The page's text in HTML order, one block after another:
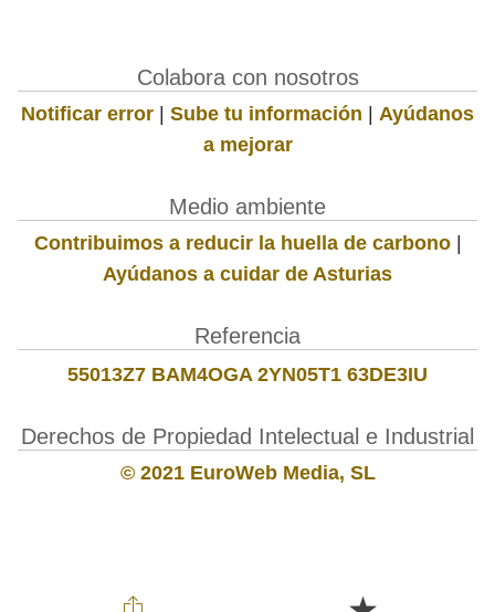
Colabora con nosotros
Notificar error | Sube tu información | Ayúdanos
a mejorar
Medio ambiente
Contribuimos a reducir la huella de carbono|
Ayúdanos a cuidar de Asturias
Referencia
55013Z7 BAM4OGA 2YN05T1 63DE3IU
Derechos de Propiedad Intelectual e Industrial
© 2021 EuroWeb Media, SL